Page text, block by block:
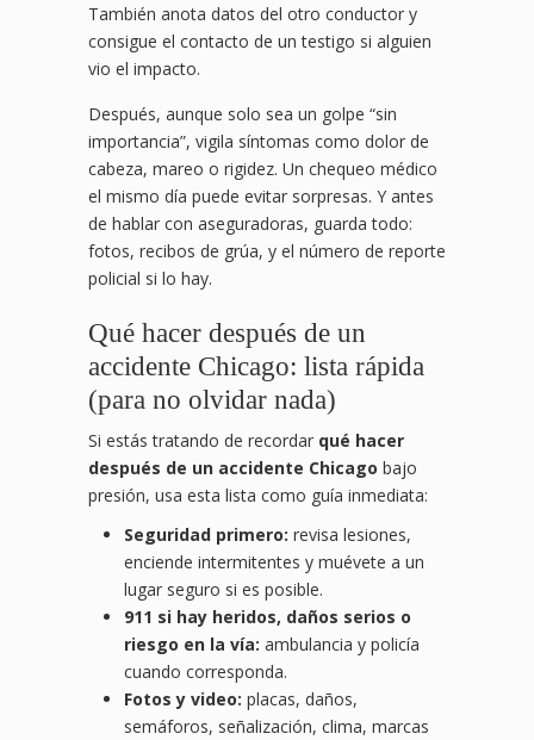
También anota datos del otro conductor y
consigue el contacto de un testigo si alguien
vio el impacto.
Después, aunque solo sea un golpe “sin
importancia”, vigila síntomas como dolor de
cabeza, mareo o rigidez. Un chequeo médico
el mismo día puede evitar sorpresas. Y antes
de hablar con aseguradoras, guarda todo:
fotos, recibos de grúa, y el número de reporte
policial si lo hay.
Qué hacer después de un
accidente Chicago: lista rápida
(para no olvidar nada)
Si estás tratando de recordar qué hacer
después de un accidente Chicago bajo
presión, usa esta lista como guía inmediata:
Seguridad primero: revisa lesiones,
enciende intermitentes y muévete a un
lugar seguro si es posible.
911 si hay heridos, daños serios o
riesgo en la vía: ambulancia y policía
cuando corresponda.
Fotos y video: placas, daños,
semáforos, señalización, clima, marcas